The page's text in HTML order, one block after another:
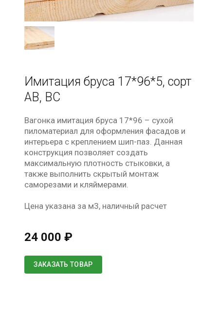
Имитация бруса 17*96*5, сорт
АВ, ВС
Вагонка имитация бруса 17*96 – сухой
пиломатериал для оформления фасадов и
интерьера с креплением шип-паз. Данная
конструкция позволяет создать
максимальную плотность стыковки, а
также выполнить скрытый монтаж
саморезами и кляймерами.
Цена указана за м3, наличный расчет
24 000 ₽
ЗАКАЗАТЬ ТОВАР